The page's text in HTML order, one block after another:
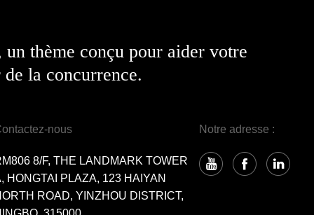
thème conçu pour aider votre
la concurrence.
nous
8/F, THE LANDMARK TOWER
HONGTAI PLAZA, 123 HAIYAN
ROAD, YINZHOU DISTRICT,
Notre adresse :